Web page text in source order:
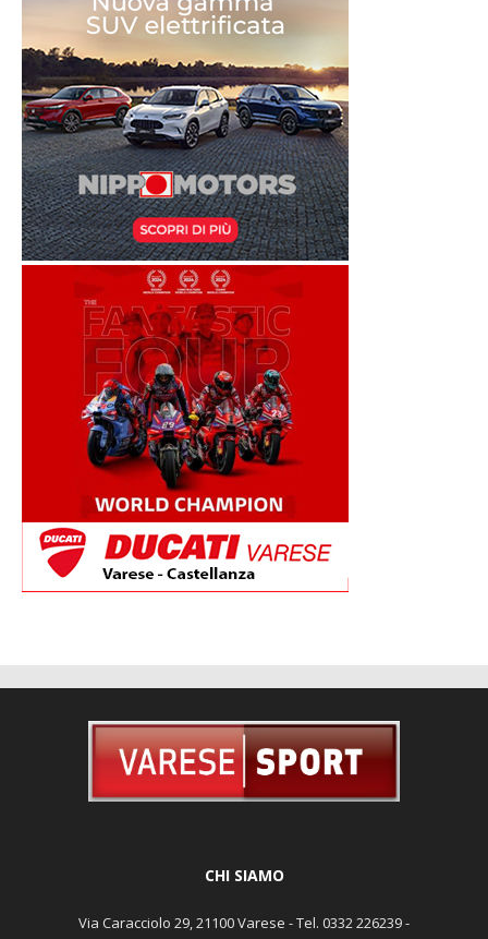
CHI SIAMO
Via Caracciolo 29, 21100 Varese - Tel. 0332 226239 -